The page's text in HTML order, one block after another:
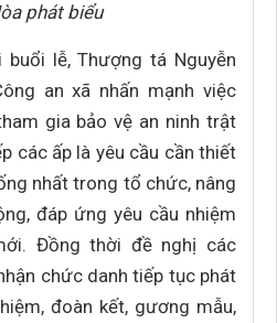
phát biểu
lễ, Thượng tá Nguyễn
an xã nhấn mạnh việc
gia bảo vệ an ninh trật
các ấp là yêu cầu cần thiết
nhất trong tổ chức, nâng
đáp ứng yêu cầu nhiệm
Đồng thời đề nghị các
chức danh tiếp tục phát
đoàn kết, gương mẫu,